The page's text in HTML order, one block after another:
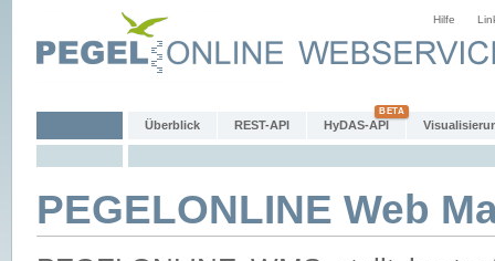
Hilfe
Überblick REST-API HyDAS-API
PEGELONLINE Web